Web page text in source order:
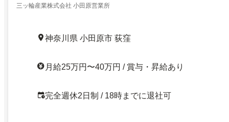
三ッ輪産業株式会社 小田原営業所
神奈川県 小田原市 荻窪
月給25万円〜40万円 / 賞与・昇給あり
完全週休2日制 / 18時までに退社可